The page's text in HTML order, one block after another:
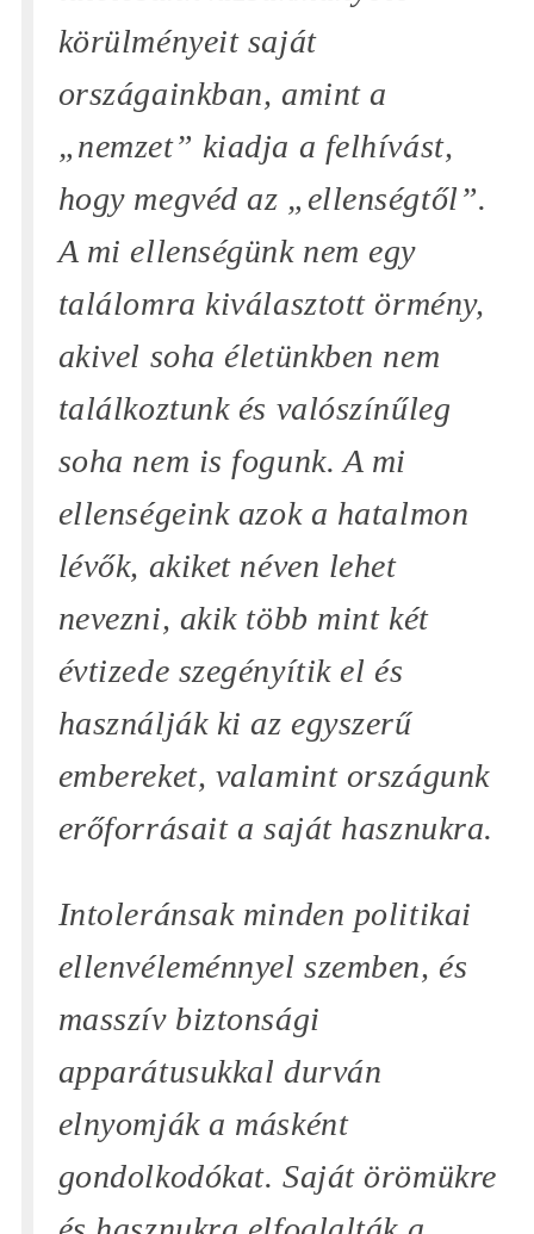
körülményeit saját
országainkban, amint a
„nemzet” kiadja a felhívást,
hogy megvéd az „ellenségtől”.
A mi ellenségünk nem egy
találomra kiválasztott örmény,
akivel soha életünkben nem
találkoztunk és valószínűleg
soha nem is fogunk. A mi
ellenségeink azok a hatalmon
lévők, akiket néven lehet
nevezni, akik több mint két
évtizede szegényítik el és
használják ki az egyszerű
embereket, valamint országunk
erőforrásait a saját hasznukra.
Intoleránsak minden politikai
ellenvéleménnyel szemben, és
masszív biztonsági
apparátusukkal durván
elnyomják a másként
gondolkodókat. Saját örömükre